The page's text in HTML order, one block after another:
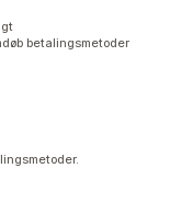
betalingsmetoder